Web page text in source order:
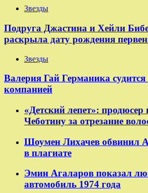
Звезды
Подруга Джастина и Хейли
раскрыла дату рождения
Звезды
Валерия Гай Германика
компанией
«Детский лепет»:
Чеботину за отрезание
Шоумен Лихачев обвинил
в плагиате
Эмин Агаларов показал
автомобиль 1974 года